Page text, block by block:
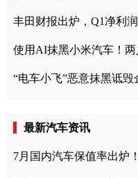
丰田财报出炉，Q1净利
使用AI抹黑小米汽车！两
“电车小飞”恶意抹黑诋毁
最新汽车资讯
7月国内汽车保值率出炉！